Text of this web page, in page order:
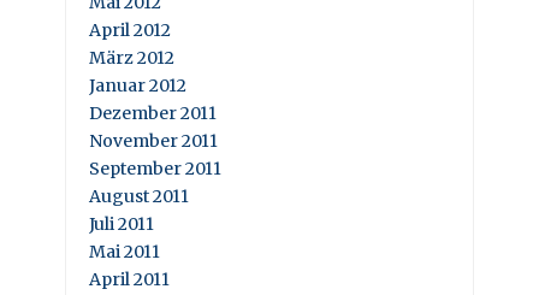
April 2012
März 2012
Januar 2012
Dezember 2011
November 2011
September 2011
August 2011
Juli 2011
Mai 2011
April 2011